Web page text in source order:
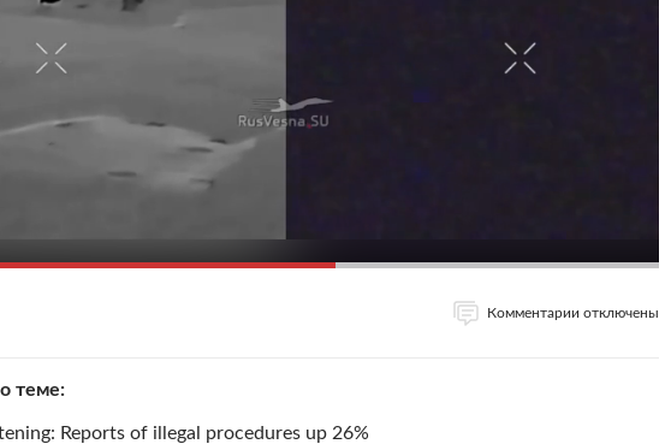
Комментарии отключены
теме
Reports of illegal procedures up 26%